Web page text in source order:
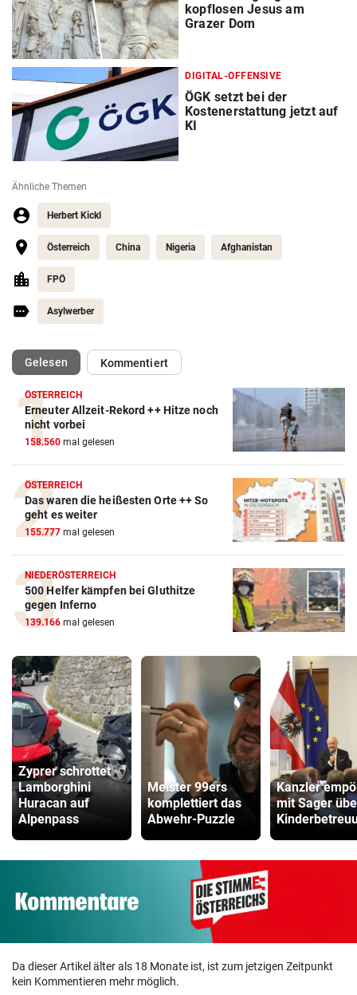
kopflosen Jesus am
Grazer Dom
DIGITAL-OFFENSIVE
ÖGK setzt bei der
Kostenerstattung jetzt auf
KI
Ähnliche Themen
Herbert Kickl
Österreich China Nigeria Afghanistan
FPÖ
Asylwerber
Gelesen(ausgewählt)Kommentiert
ÖSTERREICH
Erneuter Allzeit-Rekord ++ Hitze noch
nicht vorbei
158.560 mal gelesen
ÖSTERREICH
Das waren die heißesten Orte ++ So
geht es weiter
155.777 mal gelesen
NIEDERÖSTERREICH
500 Helfer kämpfen bei Gluthitze
gegen Inferno
139.166 mal gelesen
Zyprer schrottet
Lamborghini
Huracan auf
Alpenpass
Meister 99ers
komplettiert das
Abwehr-Puzzle
Kanzler
mit Sager
Da dieser Artikel älter als 18 Monate ist, ist zum jetzigen Zeitpunkt
kein Kommentieren mehr möglich.